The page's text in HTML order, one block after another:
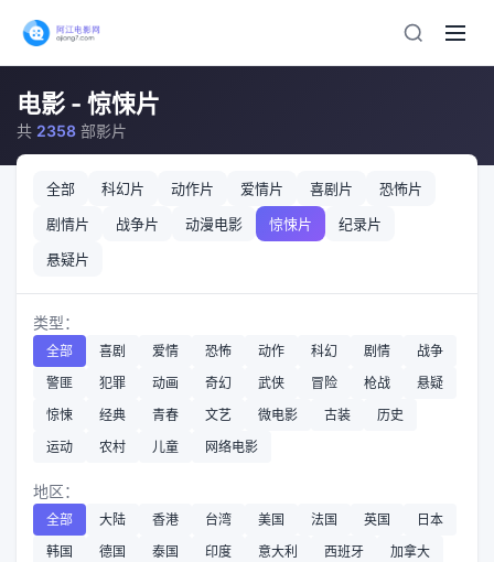
电影 - 惊悚片
共 2358 部影片
全部 科幻片 动作片 爱情片 喜剧片
恐怖片
剧情片
战争片 动漫电影 惊悚片
纪录片
悬疑片
类型：
全部 喜剧 爱情 恐怖 动作 科幻 剧情
战争
警匪
犯罪 动画 奇幻 武侠 冒险 枪战
悬疑
惊悚
经典 青春 文艺 微电影 古装
历史
运动
农村 儿童 网络电影
地区：
全部 大陆 香港 台湾 美国 法国 英国
日本
韩国
德国 泰国 印度 意大利 西班牙
加拿大